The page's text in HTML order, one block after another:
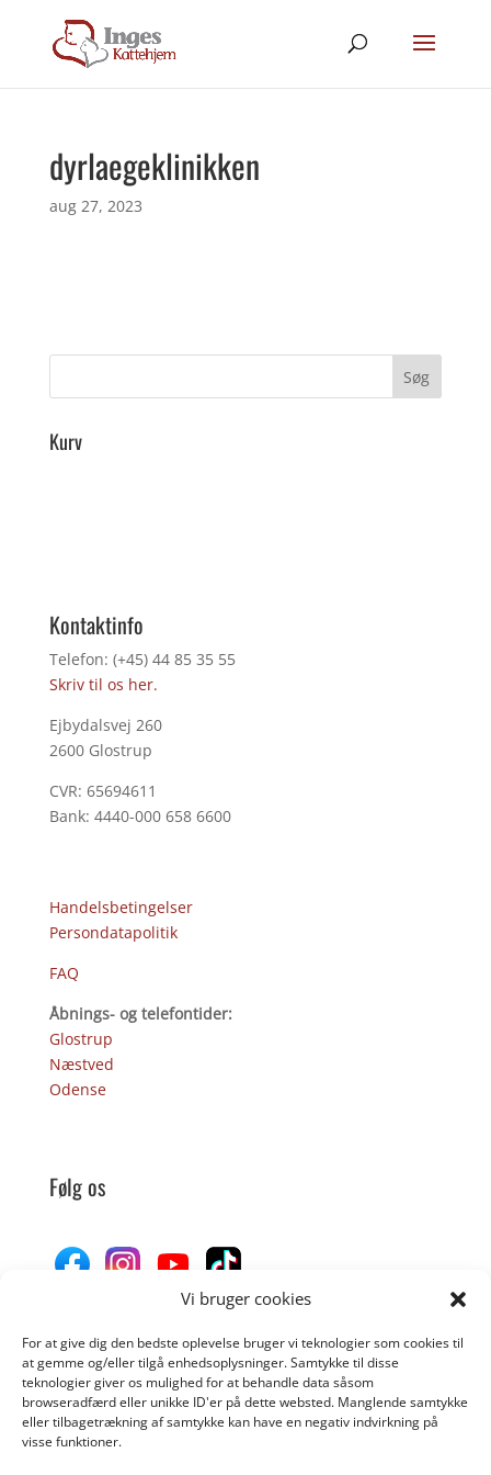
Vi bruger cookies
For at give dig den bedste oplevelse bruger vi teknologier som cookies til
at gemme og/eller tilgå enhedsoplysninger. Samtykke til disse
teknologier giver os mulighed for at behandle data såsom
browseradfærd eller unikke ID'er på dette websted. Manglende samtykke
eller tilbagetrækning af samtykke kan have en negativ indvirkning på
visse funktioner.
dyrlaegeklinikken
aug 27, 2023
Kurv
Kontaktinfo
Telefon: (+45) 44 85 35 55
Skriv til os her.
Ejbydalsvej 260
2600 Glostrup
CVR: 65694611
Bank: 4440-000 658 6600
Handelsbetingelser
Persondatapolitik
FAQ
Åbnings- og telefontider:
Glostrup
Næstved
Odense
Følg os
Donér til Inges Kattehjem
DONÉR